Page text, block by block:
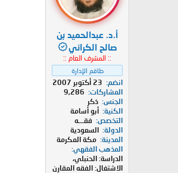
أ.د. عبدالحميد بن
صالح الكراني
:: المشرف العام ::
طاقم الإدارة
انضم
23 أكتوبر 2007
المشاركات
9,286
الجنس ذكر
الكنية أبو أسامة
التخصص
فقـــه
الدولة السعودية
المدينة مكة المكرمة
المذهب الفقهي
الدراسة: الحنبلي،
الاشتغال: الفقه المقارن